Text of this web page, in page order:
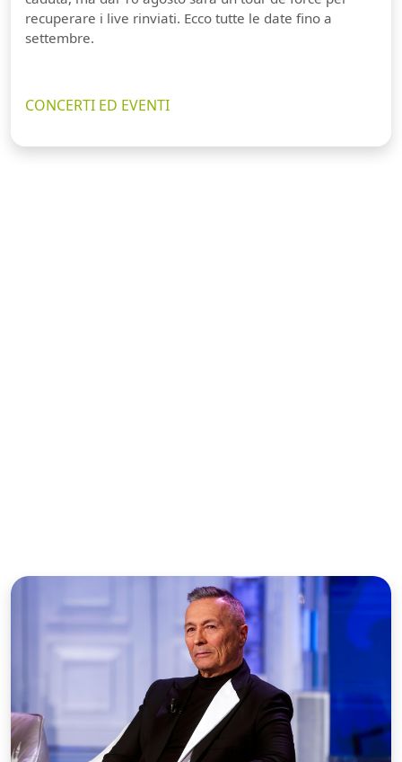
recuperare i live rinviati. Ecco tutte le date fino a
settembre.
CONCERTI ED EVENTI